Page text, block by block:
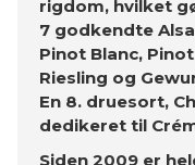
rigdom, hvilket
7 godkendte
Pinot Blanc,
Riesling og
En 8. druesort,
dedikeret til
Siden 2009 er